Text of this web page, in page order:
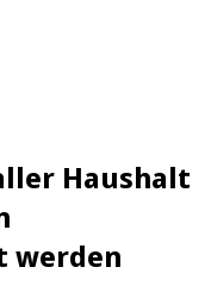
Haushalt
werden